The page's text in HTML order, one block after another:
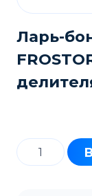
Ларь-
Количество
товара